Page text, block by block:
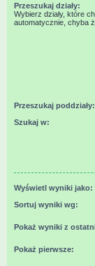
Przeszukaj działy:
Wybierz działy, które
automatycznie, chyba
Przeszukaj poddziały:
Szukaj w:
Wyświetl wyniki jako:
Sortuj wyniki wg:
Pokaż wyniki z
Pokaż pierwsze: